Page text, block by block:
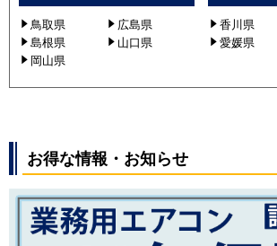
鳥取県
広島県
島根県
山口県
岡山県
香川県
愛媛県
お得な情報・お知らせ